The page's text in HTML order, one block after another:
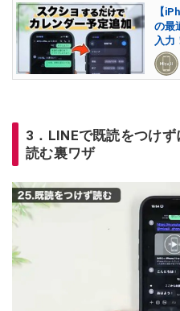
【
の最
入力
3．LINEで既読をつけ
読む裏ワザ